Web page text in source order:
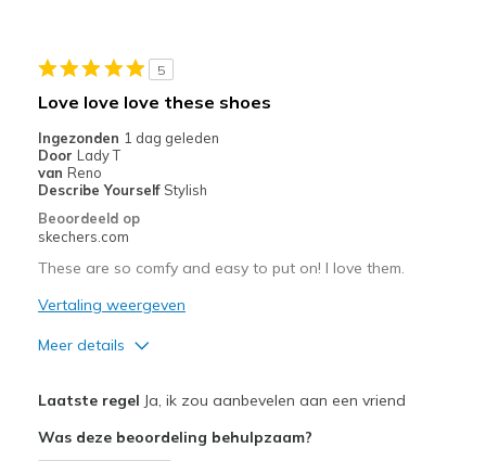
Going Out
Width
Sizing
Feels half size too big
View On Shoes
5
Love love love these shoes
Ingezonden 1 dag geleden
Door Lady T
van Reno
Describe Yourself Stylish
Beoordeeld op
skechers.com
These are so comfy and easy to put on! I love them.
Vertaling weergeven
Meer details
Breathe Well
Laatste regel Ja, ik zou aanbevelen aan een vriend
Was deze beoordeling behulpzaam?